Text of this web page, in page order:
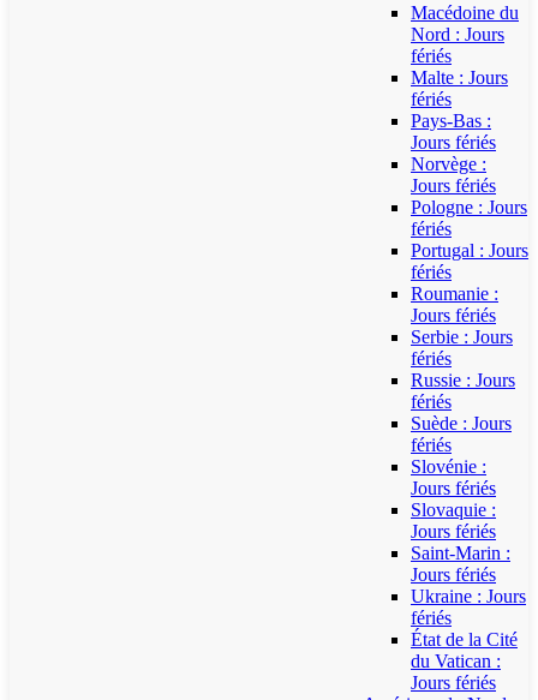
Macédoine du
Nord : Jours
fériés
Malte : Jours
fériés
Pays-Bas :
Jours fériés
Norvège :
Jours fériés
Pologne : Jours
fériés
Portugal : Jours
fériés
Roumanie :
Jours fériés
Serbie : Jours
fériés
Russie : Jours
fériés
Suède : Jours
fériés
Slovénie :
Jours fériés
Slovaquie :
Jours fériés
Saint-Marin :
Jours fériés
Ukraine : Jours
fériés
État de la Cité
du Vatican :
Jours fériés